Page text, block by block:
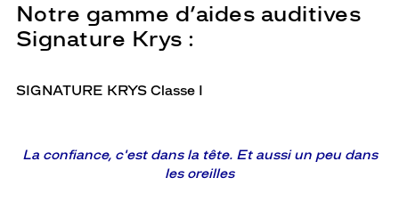
Notre gamme d’aides auditives
Signature Krys :
SIGNATURE KRYS Classe I
La confiance, c'est dans la tête. Et aussi un peu dans
les oreilles